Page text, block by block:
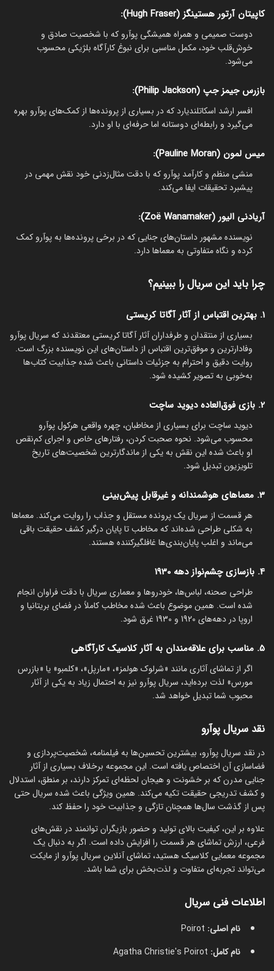
کاپیتان آرتور هستینگز (Hugh Fraser):
دوست صمیمی و همراه همیشگی پوآرو که با شخصیت صادق و
خوش‌قلب خود، مکمل مناسبی برای نبوغ کارآگاه بلژیکی محسوب
می‌شود.
بازرس جیمز جپ (Philip Jackson):
افسر ارشد اسکاتلندیارد که در بسیاری از پرونده‌ها از کمک‌های پوآرو بهره
می‌گیرد و رابطه‌ای دوستانه اما حرفه‌ای با او دارد.
میس لمون (Pauline Moran):
منشی منظم و کارآمد پوآرو که با دقت مثال‌زدنی خود نقش مهمی در
پیشبرد تحقیقات ایفا می‌کند.
آریادنی الیور (Zoë Wanamaker):
نویسنده مشهور داستان‌های جنایی که در برخی پرونده‌ها به پوآرو کمک
کرده و نگاه متفاوتی به معماها دارد.
چرا باید این سریال را ببینیم؟
1. بهترین اقتباس از آثار آگاتا کریستی
بسیاری از منتقدان و طرفداران آثار آگاتا کریستی معتقدند که سریال پوآرو
وفادارترین و موفق‌ترین اقتباس از داستان‌های این نویسنده بزرگ است.
روایت دقیق و احترام به جزئیات داستانی باعث شده جذابیت کتاب‌ها
به‌خوبی به تصویر کشیده شود.
2. بازی فوق‌العاده دیوید ساچت
دیوید ساچت برای بسیاری از مخاطبان، چهره واقعی هرکول پوآرو
محسوب می‌شود. نحوه صحبت کردن، رفتارهای خاص و اجرای کم‌نقص
او باعث شده این نقش به یکی از ماندگارترین شخصیت‌های تاریخ
تلویزیون تبدیل شود.
3. معماهای هوشمندانه و غیرقابل پیش‌بینی
هر قسمت از سریال یک پرونده مستقل و جذاب را روایت می‌کند. معماها
به شکلی طراحی شده‌اند که مخاطب تا پایان درگیر کشف حقیقت باقی
می‌ماند و اغلب پایان‌بندی‌ها غافلگیرکننده هستند.
4. بازسازی چشم‌نواز دهه 1930
طراحی صحنه، لباس‌ها، خودروها و معماری سریال با دقت فراوان انجام
شده است. همین موضوع باعث شده مخاطب کاملاً در فضای بریتانیا و
اروپا در دهه‌های 1920 و 1930 غرق شود.
5. مناسب برای علاقه‌مندان به آثار کلاسیک کارآگاهی
اگر از تماشای آثاری مانند «شرلوک هولمز»، «مارپل»، «کلمبو» یا «بازرس
مورس» لذت برده‌اید، سریال پوآرو نیز به احتمال زیاد به یکی از آثار
محبوب شما تبدیل خواهد شد.
نقد سریال پوآرو
در نقد سریال پوآرو، بیشترین تحسین‌ها به فیلمنامه، شخصیت‌پردازی و
فضاسازی آن اختصاص یافته است. این مجموعه برخلاف بسیاری از آثار
جنایی مدرن که بر خشونت و هیجان لحظه‌ای تمرکز دارند، بر منطق، استدلال
و کشف تدریجی حقیقت تکیه می‌کند. همین ویژگی باعث شده سریال حتی
پس از گذشت سال‌ها همچنان تازگی و جذابیت خود را حفظ کند.
علاوه بر این، کیفیت بالای تولید و حضور بازیگران توانمند در نقش‌های
فرعی، ارزش تماشای هر قسمت را افزایش داده است. اگر به دنبال یک
مجموعه معمایی کلاسیک هستید، تماشای آنلاین سریال پوآرو از مایکت
می‌تواند تجربه‌ای متفاوت و لذت‌بخش برای شما باشد.
اطلاعات فنی سریال
نام اصلی:
نام کامل: